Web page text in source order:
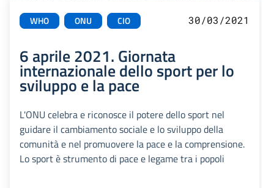
WHO ONU CIO 30/03/2021
6 aprile 2021. Giornata
internazionale dello sport per lo
sviluppo e la pace
L'ONU celebra e riconosce il potere dello sport nel
guidare il cambiamento sociale e lo sviluppo della
comunità e nel promuovere la pace e la comprensione.
Lo sport è strumento di pace e legame tra i popoli